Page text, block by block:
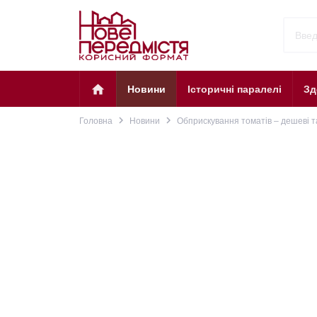
home Новини Історичні паралелі
Головна navigate_next Новини navigate_next Обприскування томатів – дешеві